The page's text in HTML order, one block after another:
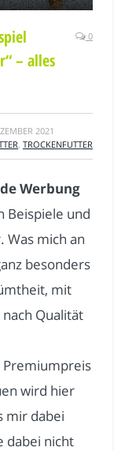
– alles
0
2021
TROCKENFUTTER
Werbung
Beispiele und
Was mich an
besonders
mit
Qualität
wird hier
mir dabei
dabei nicht